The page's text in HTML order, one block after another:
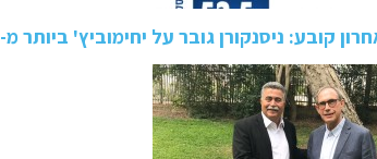
קובע: ניסנקורן גובר על יחימוביץ' ביותר מ-20%